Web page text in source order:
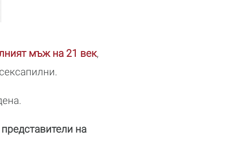
мъж на 21 век,
на